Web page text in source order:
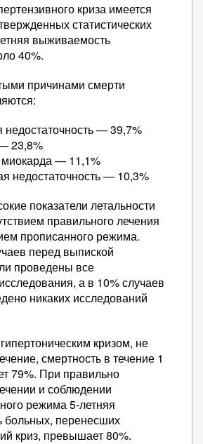
криза имеется
статистических
выживаемость
40%.
причинами смерти
недостаточность — 39,7%
23,8%
— 11,1%
недостаточность — 10,3%
показатели летальности
правильного лечения
прописанного режима.
перед выпиской
проведены все
а в 10% случаев
никаких исследований
кризом, не
смертность в течение 1
79%. При правильно
и соблюдении
режима 5-летняя
больных, перенесших
криз, превышает 80%.